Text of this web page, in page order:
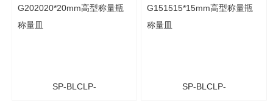
瓶 称量皿 瓶 称量皿
SP-BLCLP- SP-BLCLP-